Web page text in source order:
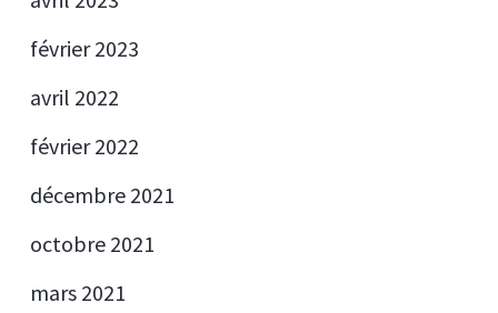
février 2023
avril 2022
février 2022
décembre 2021
octobre 2021
mars 2021